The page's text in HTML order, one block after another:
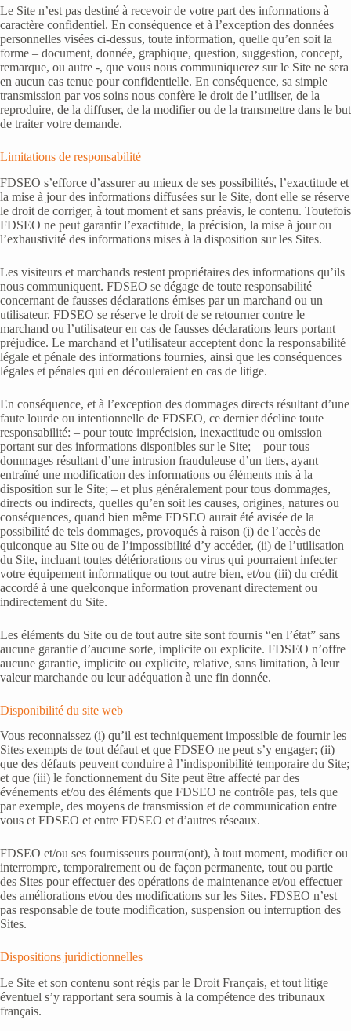
Le Site n’est pas destiné à recevoir de votre part des informations à
caractère confidentiel. En conséquence et à l’exception des données
personnelles visées ci-dessus, toute information, quelle qu’en soit la
forme – document, donnée, graphique, question, suggestion, concept,
remarque, ou autre -, que vous nous communiquerez sur le Site ne sera
en aucun cas tenue pour confidentielle. En conséquence, sa simple
transmission par vos soins nous confère le droit de l’utiliser, de la
reproduire, de la diffuser, de la modifier ou de la transmettre dans le but
de traiter votre demande.
Limitations de responsabilité
FDSEO s’efforce d’assurer au mieux de ses possibilités, l’exactitude et
la mise à jour des informations diffusées sur le Site, dont elle se réserve
le droit de corriger, à tout moment et sans préavis, le contenu. Toutefois
FDSEO ne peut garantir l’exactitude, la précision, la mise à jour ou
l’exhaustivité des informations mises à la disposition sur les Sites.
Les visiteurs et marchands restent propriétaires des informations qu’ils
nous communiquent. FDSEO se dégage de toute responsabilité
concernant de fausses déclarations émises par un marchand ou un
utilisateur. FDSEO se réserve le droit de se retourner contre le
marchand ou l’utilisateur en cas de fausses déclarations leurs portant
préjudice. Le marchand et l’utilisateur acceptent donc la responsabilité
légale et pénale des informations fournies, ainsi que les conséquences
légales et pénales qui en découleraient en cas de litige.
En conséquence, et à l’exception des dommages directs résultant d’une
faute lourde ou intentionnelle de FDSEO, ce dernier décline toute
responsabilité: – pour toute imprécision, inexactitude ou omission
portant sur des informations disponibles sur le Site; – pour tous
dommages résultant d’une intrusion frauduleuse d’un tiers, ayant
entraîné une modification des informations ou éléments mis à la
disposition sur le Site; – et plus généralement pour tous dommages,
directs ou indirects, quelles qu’en soit les causes, origines, natures ou
conséquences, quand bien même FDSEO aurait été avisée de la
possibilité de tels dommages, provoqués à raison (i) de l’accès de
quiconque au Site ou de l’impossibilité d’y accéder, (ii) de l’utilisation
du Site, incluant toutes détériorations ou virus qui pourraient infecter
votre équipement informatique ou tout autre bien, et/ou (iii) du crédit
accordé à une quelconque information provenant directement ou
indirectement du Site.
Les éléments du Site ou de tout autre site sont fournis “en l’état” sans
aucune garantie d’aucune sorte, implicite ou explicite. FDSEO n’offre
aucune garantie, implicite ou explicite, relative, sans limitation, à leur
valeur marchande ou leur adéquation à une fin donnée.
Disponibilité du site web
Vous reconnaissez (i) qu’il est techniquement impossible de fournir les
Sites exempts de tout défaut et que FDSEO ne peut s’y engager; (ii)
que des défauts peuvent conduire à l’indisponibilité temporaire du Site;
et que (iii) le fonctionnement du Site peut être affecté par des
événements et/ou des éléments que FDSEO ne contrôle pas, tels que
par exemple, des moyens de transmission et de communication entre
vous et FDSEO et entre FDSEO et d’autres réseaux.
FDSEO et/ou ses fournisseurs pourra(ont), à tout moment, modifier ou
interrompre, temporairement ou de façon permanente, tout ou partie
des Sites pour effectuer des opérations de maintenance et/ou effectuer
des améliorations et/ou des modifications sur les Sites. FDSEO n’est
pas responsable de toute modification, suspension ou interruption des
Sites.
Dispositions juridictionnelles
Le Site et son contenu sont régis par le Droit Français, et tout litige
éventuel s’y rapportant sera soumis à la compétence des tribunaux
français.